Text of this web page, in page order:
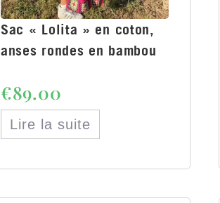
Sac « Lolita » en coton,
anses rondes en bambou
€89.00
Lire la suite